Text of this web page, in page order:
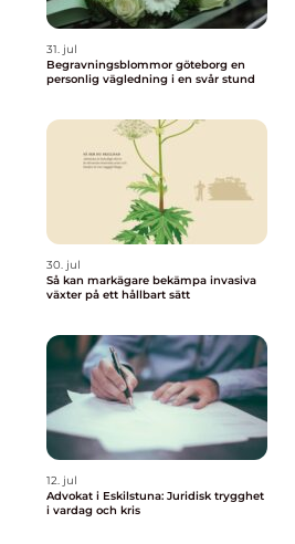
31. jul
Begravningsblommor göteborg en
personlig vägledning i en svår stund
30. jul
Så kan markägare bekämpa invasiva
växter på ett hållbart sätt
12. jul
Advokat i Eskilstuna: Juridisk trygghet
i vardag och kris